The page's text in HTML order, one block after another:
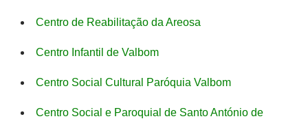
Centro de Reabilitação da Areosa
Centro Infantil de Valbom
Centro Social Cultural Paróquia Valbom
Centro Social e Paroquial de Santo António de